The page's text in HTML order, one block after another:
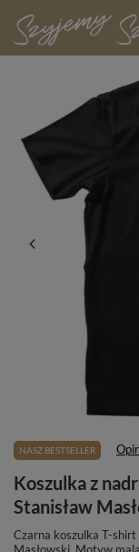
NASZ BESTSELLER
Koszulka z
Stanisław
Czarna koszulka T-shirt